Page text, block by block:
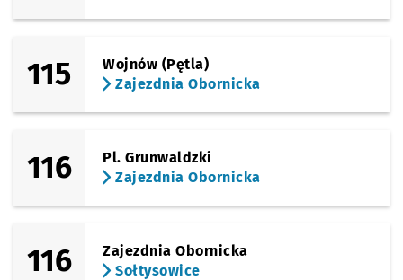
115
Wojnów (Pętla)
Zajezdnia Obornicka
116
Pl. Grunwaldzki
Zajezdnia Obornicka
116
Zajezdnia Obornicka
Sołtysowice